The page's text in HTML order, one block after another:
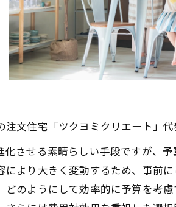
文住宅「ツクヨミクリエート」代
させる素晴らしい手段ですが、
より大きく変動するため、事前
のようにして効率的に予算を考